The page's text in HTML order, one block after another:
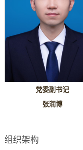
党委副书记
张润博
组织架构